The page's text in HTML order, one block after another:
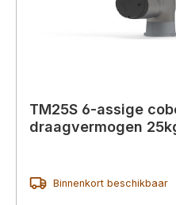
TM25S 6-assige
draagvermogen
Binnenkort beschikbaar